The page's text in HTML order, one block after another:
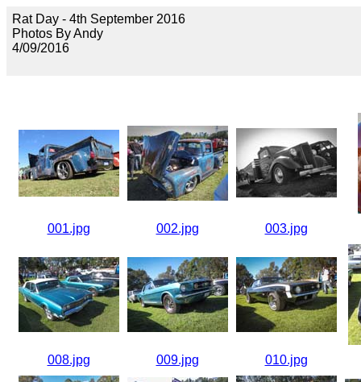
Rat Day - 4th September 2016
Photos By Andy
4/09/2016
001.jpg 002.jpg 003.jpg
008.jpg 009.jpg 010.jpg